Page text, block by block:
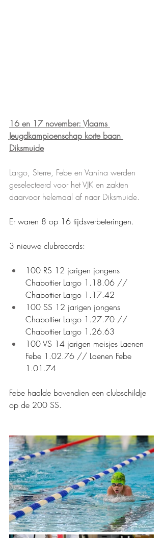
16 en 17 november: Vlaams
Jeugdkampioenschap korte baan
Diksmuide
Largo, Sterre, Febe en Vanina werden
geselecteerd voor het VJK en zakten
daarvoor helemaal af naar Diksmuide.
Er waren 8 op 16 tijdsverbeteringen.
3 nieuwe clubrecords:
100 RS 12 jarigen jongens
Chabottier Largo 1.18.06 //
Chabottier Largo 1.17.42
100 SS 12 jarigen jongens
Chabottier Largo 1.27.70 //
Chabottier Largo 1.26.63
100 VS 14 jarigen meisjes Laenen
Febe 1.02.76 // Laenen Febe
1.01.74
Febe haalde bovendien een clubschildje
op de 200 SS.